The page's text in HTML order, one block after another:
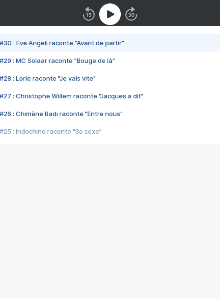
#30 : Eve Angeli raconte "Avant de partir"
#29 : MC Solaar raconte "Bouge de là"
#28 : Lorie raconte "Je vais vite"
#27 : Christophe Willem raconte "Jacques a dit"
#26 : Chimène Badi raconte "Entre nous"
#25 : Indochine raconte "3e sexe"